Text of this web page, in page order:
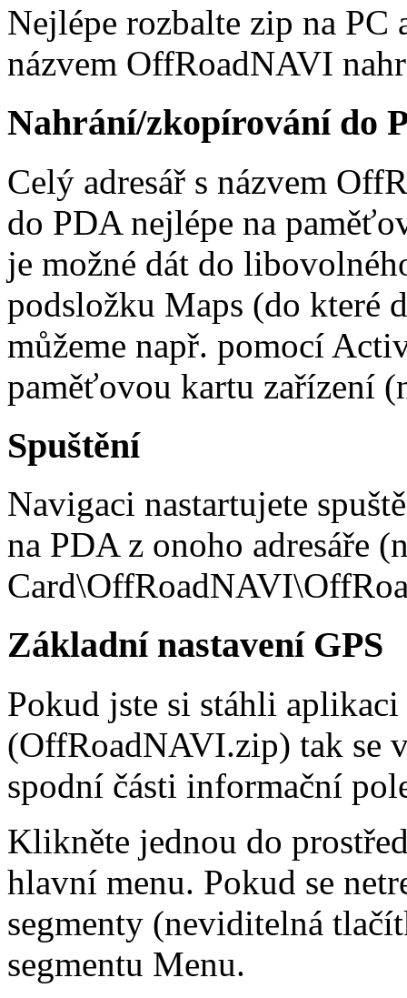
Nejlépe rozbalte zip na PC
názvem OffRoadNAVI
Nahrání/zkopírování do
Celý adresář s názvem
do PDA nejlépe na
je možné dát do
podsložku Maps (do které
můžeme např. pomocí
paměťovou kartu zařízení
Spuštění
Navigaci nastartujete
na PDA z onoho adresáře
Základní nastavení GPS
Pokud jste si stáhli
(OffRoadNAVI.zip) tak se
spodní části informační
Klikněte jednou do
hlavní menu. Pokud se
segmenty (neviditelná
segmentu Menu.